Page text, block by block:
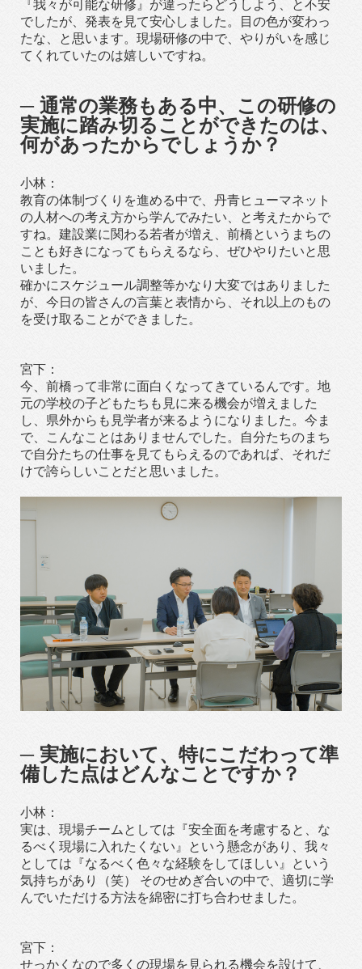
『我々が可能な研修』が違ったらどうしよう、と不安
でしたが、発表を見て安心しました。目の色が変わっ
たな、と思います。現場研修の中で、やりがいを感じ
てくれていたのは嬉しいですね。
─ 通常の業務もある中、この研修の
実施に踏み切ることができたのは、
何があったからでしょうか？
小林：
教育の体制づくりを進める中で、丹青ヒューマネット
の人材への考え方から学んでみたい、と考えたからで
すね。建設業に関わる若者が増え、前橋というまちの
ことも好きになってもらえるなら、ぜひやりたいと思
いました。
確かにスケジュール調整等かなり大変ではありました
が、今日の皆さんの言葉と表情から、それ以上のもの
を受け取ることができました。
宮下：
今、前橋って非常に面白くなってきているんです。地
元の学校の子どもたちも見に来る機会が増えました
し、県外からも見学者が来るようになりました。今ま
で、こんなことはありませんでした。自分たちのまち
で自分たちの仕事を見てもらえるのであれば、それだ
けで誇らしいことだと思いました。
─ 実施において、特にこだわって準
備した点はどんなことですか？
小林：
実は、現場チームとしては『安全面を考慮すると、な
るべく現場に入れたくない』という懸念があり、我々
としては『なるべく色々な経験をしてほしい』という
気持ちがあり（笑） そのせめぎ合いの中で、適切に学
んでいただける方法を綿密に打ち合わせました。
宮下：
せっかくなので多くの現場を見られる機会を設けて、